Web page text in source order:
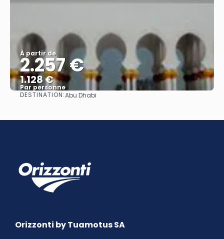
À partir de
2.257 €
1.128 €
Par personne
DESTINATION:Abu Dhabi
Orizzonti by Tuamotus SA